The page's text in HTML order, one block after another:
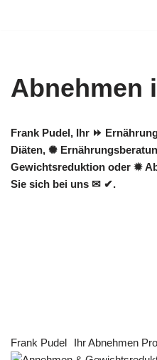
Abnehmen
Frank Pudel, Ihr ⏩
Diäten, ✺
Gewichtsreduktion oder ✹
Sie sich bei uns ✉ ✔.
Frank Pudel Ihr Abnehmen